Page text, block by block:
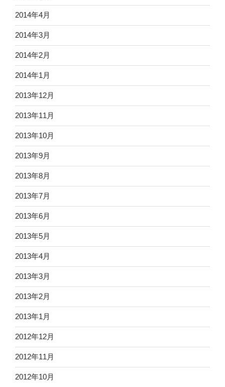
2014年4月
2014年3月
2014年2月
2014年1月
2013年12月
2013年11月
2013年10月
2013年9月
2013年8月
2013年7月
2013年6月
2013年5月
2013年4月
2013年3月
2013年2月
2013年1月
2012年12月
2012年11月
2012年10月